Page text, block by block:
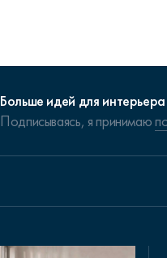
Больше идей для
Подписываясь, я принимаю